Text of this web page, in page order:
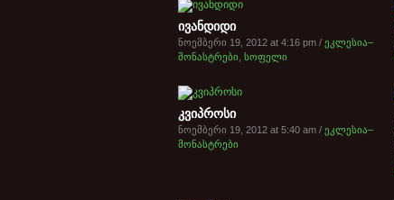
ივანდიდი
ნოემბერი 19, 2012 at 4:16 pm / ეკლესია–
მონასტრები სოფელი
კვიპროსი
ნოემბერი 19, 2012 at 5:40 am / ეკლესია–
მონასტრები